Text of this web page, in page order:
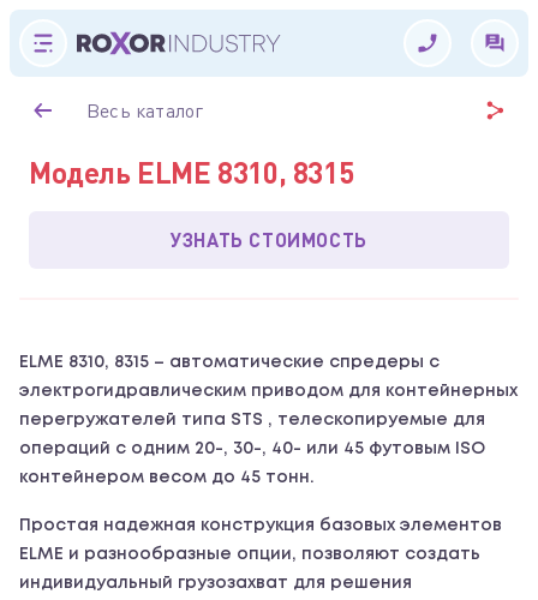
Весь каталог
Модель ELME 8310, 8315
УЗНАТЬ СТОИМОСТЬ
ELME 8310, 8315 – автоматические спредеры с
электрогидравлическим приводом для контейнерных
перегружателей типа STS , телескопируемые для
операций с одним 20-, 30-, 40- или 45 футовым ISO
контейнером весом до 45 тонн.
Простая надежная конструкция базовых элементов
ELME и разнообразные опции, позволяют создать
индивидуальный грузозахват для решения